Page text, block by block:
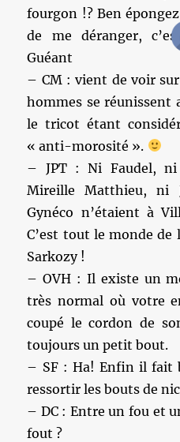
fourgon !? Ben
de me déranger,
Guéant
– CM : vient de voir
hommes se
le tricot étant
« anti-morosité ».
– JPT : Ni Faudel,
Mireille Matthieu, ni
Gynéco n’étaient à
C’est tout le monde de
Sarkozy !
– OVH : Il existe un
très normal où votre
coupé le cordon de
toujours un petit bout.
– SF : Ha! Enfin il fait
ressortir les bouts de
– DC : Entre un fou et
fout ?